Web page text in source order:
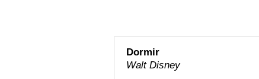
Dormir
Walt Disney